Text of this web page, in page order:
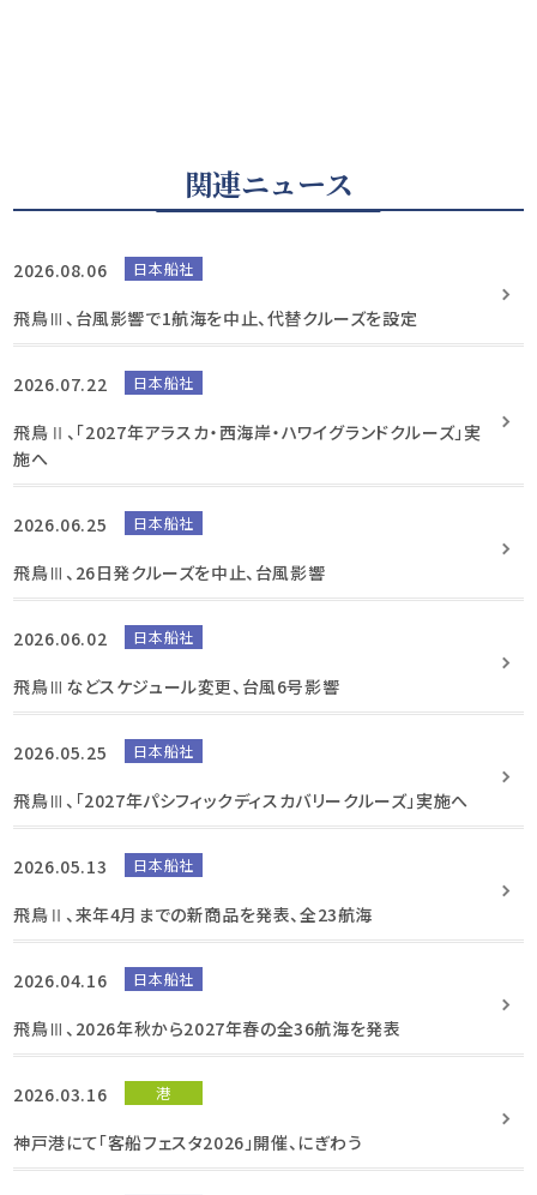
関連ニュース
2026.08.06 日本船社
飛鳥Ⅲ、台風影響で1航海を中止、代替クルーズを設定
2026.07.22 日本船社
飛鳥Ⅱ、「2027年アラスカ・西海岸・ハワイグランドクルーズ」実
施へ
2026.06.25 日本船社
飛鳥Ⅲ、26日発クルーズを中止、台風影響
2026.06.02 日本船社
飛鳥Ⅲなどスケジュール変更、台風6号影響
2026.05.25 日本船社
飛鳥Ⅲ、「2027年パシフィックディスカバリークルーズ」実施へ
2026.05.13 日本船社
飛鳥Ⅱ、来年4月までの新商品を発表、全23航海
2026.04.16 日本船社
飛鳥Ⅲ、2026年秋から2027年春の全36航海を発表
2026.03.16 港
神戸港にて「客船フェスタ2026」開催、にぎわう